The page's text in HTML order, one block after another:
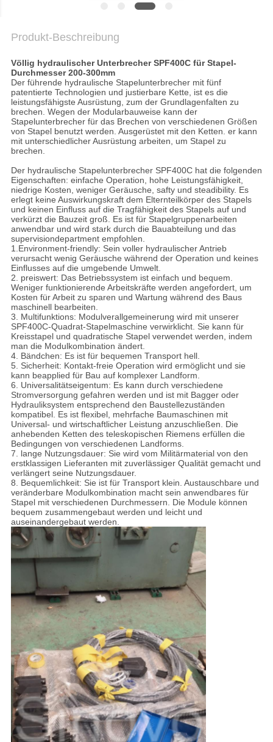
Produkt-Beschreibung
Völlig hydraulischer Unterbrecher SPF400C für Stapel-
Durchmesser 200-300mm
Der führende hydraulische Stapelunterbrecher mit fünf
patentierte Technologien und justierbare Kette, ist es die
leistungsfähigste Ausrüstung, zum der Grundlagenfalten zu
brechen. Wegen der Modularbauweise kann der
Stapelunterbrecher für das Brechen von verschiedenen Größen
von Stapel benutzt werden. Ausgerüstet mit den Ketten. er kann
mit unterschiedlicher Ausrüstung arbeiten, um Stapel zu
brechen.
Der hydraulische Stapelunterbrecher SPF400C hat die folgenden
Eigenschaften: einfache Operation, hohe Leistungsfähigkeit,
niedrige Kosten, weniger Geräusche, safty und steadibility. Es
erlegt keine Auswirkungskraft dem Elternteilkörper des Stapels
und keinen Einfluss auf die Tragfähigkeit des Stapels auf und
verkürzt die Bauzeit groß. Es ist für Stapelgruppenarbeiten
anwendbar und wird stark durch die Bauabteilung und das
supervisiondepartment empfohlen.
1.Environment-friendly: Sein voller hydraulischer Antrieb
verursacht wenig Geräusche während der Operation und keines
Einflusses auf die umgebende Umwelt.
2. preiswert: Das Betriebssystem ist einfach und bequem.
Weniger funktionierende Arbeitskräfte werden angefordert, um
Kosten für Arbeit zu sparen und Wartung während des Baus
maschinell bearbeiten.
3. Multifunktions: Modulverallgemeinerung wird mit unserer
SPF400C-Quadrat-Stapelmaschine verwirklicht. Sie kann für
Kreisstapel und quadratische Stapel verwendet werden, indem
man die Modulkombination ändert.
4. Bändchen: Es ist für bequemen Transport hell.
5. Sicherheit: Kontakt-freie Operation wird ermöglicht und sie
kann beapplied für Bau auf komplexer Landform.
6. Universalitätseigentum: Es kann durch verschiedene
Stromversorgung gefahren werden und ist mit Bagger oder
Hydrauliksystem entsprechend den Baustellezuständen
kompatibel. Es ist flexibel, mehrfache Baumaschinen mit
Universal- und wirtschaftlicher Leistung anzuschließen. Die
anhebenden Ketten des teleskopischen Riemens erfüllen die
Bedingungen von verschiedenen Landforms.
7. lange Nutzungsdauer: Sie wird vom Militärmaterial von den
erstklassigen Lieferanten mit zuverlässiger Qualität gemacht und
verlängert seine Nutzungsdauer.
8. Bequemlichkeit: Sie ist für Transport klein. Austauschbare und
veränderbare Modulkombination macht sein anwendbares für
Stapel mit verschiedenen Durchmessern. Die Module können
bequem zusammengebaut werden und leicht und
auseinandergebaut werden.